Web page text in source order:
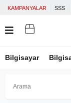
KAMPANYALAR SSS
Bilgisayar